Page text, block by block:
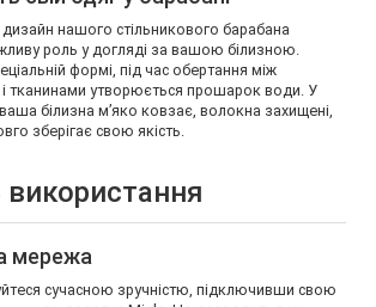
дизайн нашого стільникового барабана
роль у догляді за вашою білизною.
формі, під час обертання між
тканинами утворюється прошарок води. У
ваша білизна м’яко ковзає, волокна захищені,
зберігає свою якість.
використання
мережа
сучасною зручністю, підключивши свою